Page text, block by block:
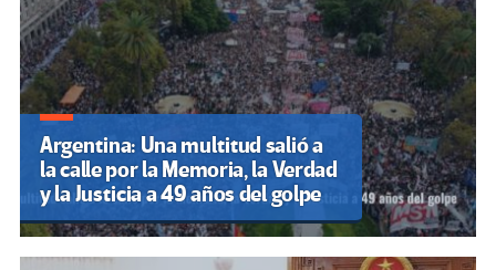
Argentina: Una multitud salió a
la calle por la Memoria, la Verdad
y la Justicia a 49 años del golpe